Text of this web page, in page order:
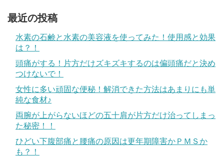
最近の投稿
水素の石鹸と水素の美容液を使ってみた！使用感と効果
は？！
頭痛がする！片方だけズキズキするのは偏頭痛だと決め
つけないで！
女性に多い頑固な便秘！解消できた方法はあまりにも単
純な食材♪
両腕が上がらないほどの五十肩が片方だけ治ってしまっ
た秘密！！
ひどい下腹部痛と腰痛の原因は更年期障害かＰＭＳか
も？！